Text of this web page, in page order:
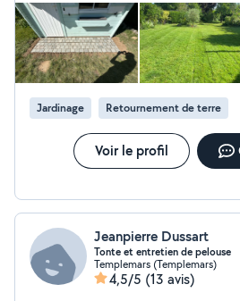
Jardinage Retournement de terre
Voir le profil
Jeanpierre Dussart
Tonte et entretien de pelouse
Templemars (Templemars)
4,5/5 (13 avis)